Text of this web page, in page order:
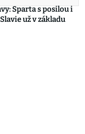
Sparta s posilou i
už v základu